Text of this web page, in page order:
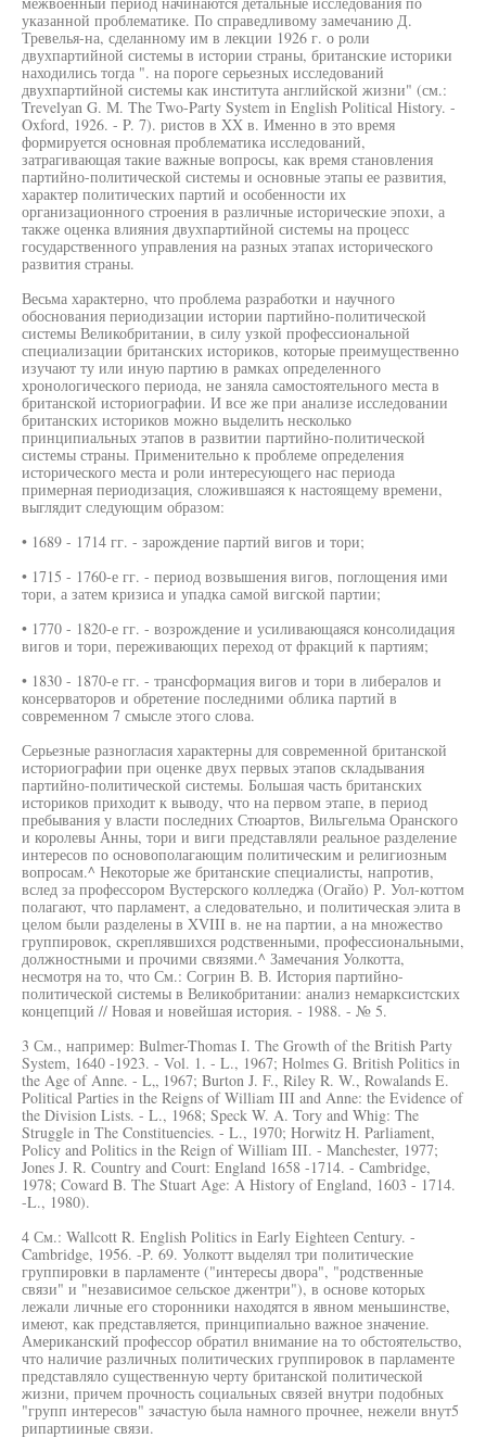
указанной проблематике. По справедливому замечанию Д.
Тревелья-на, сделанному им в лекции 1926 г. о роли
двухпартийной системы в истории страны, британские историки
находились тогда ". на пороге серьезных исследований
двухпартийной системы как института английской жизни" (см.:
Trevelyan G. М. The Two-Party System in English Political History. -
Oxford, 1926. - P. 7). ристов в XX в. Именно в это время
формируется основная проблематика исследований,
затрагивающая такие важные вопросы, как время становления
партийно-политической системы и основные этапы ее развития,
характер политических партий и особенности их
организационного строения в различные исторические эпохи, а
также оценка влияния двухпартийной системы на процесс
государственного управления на разных этапах исторического
развития страны.
Весьма характерно, что проблема разработки и научного
обоснования периодизации истории партийно-политической
системы Великобритании, в силу узкой профессиональной
специализации британских историков, которые преимущественно
изучают ту или иную партию в рамках определенного
хронологического периода, не заняла самостоятельного места в
британской историографии. И все же при анализе исследовании
британских историков можно выделить несколько
принципиальных этапов в развитии партийно-политической
системы страны. Применительно к проблеме определения
исторического места и роли интересующего нас периода
примерная периодизация, сложившаяся к настоящему времени,
выглядит следующим образом:
• 1689 - 1714 гг. - зарождение партий вигов и тори;
• 1715 - 1760-е гг. - период возвышения вигов, поглощения ими
тори, а затем кризиса и упадка самой вигской партии;
• 1770 - 1820-е гг. - возрождение и усиливающаяся консолидация
вигов и тори, переживающих переход от фракций к партиям;
• 1830 - 1870-е гг. - трансформация вигов и тори в либералов и
консерваторов и обретение последними облика партий в
современном 7 смысле этого слова.
Серьезные разногласия характерны для современной британской
историографии при оценке двух первых этапов складывания
партийно-политической системы. Большая часть британских
историков приходит к выводу, что на первом этапе, в период
пребывания у власти последних Стюартов, Вильгельма Оранского
и королевы Анны, тори и виги представляли реальное разделение
интересов по основополагающим политическим и религиозным
вопросам.^ Некоторые же британские специалисты, напротив,
вслед за профессором Вустерского колледжа (Огайо) Р. Уол-коттом
полагают, что парламент, а следовательно, и политическая элита в
целом были разделены в XVIII в. не на партии, а на множество
группировок, скреплявшихся родственными, профессиональными,
должностными и прочими связями.^ Замечания Уолкотта,
несмотря на то, что См.: Согрин В. В. История партийно-
политической системы в Великобритании: анализ немарксистских
концепций // Новая и новейшая история. - 1988. - № 5.
3 См., например: Bulmer-Thomas I. The Growth of the British Party
System, 1640 -1923. - Vol. 1. - L., 1967; Holmes G. British Politics in
the Age of Anne. - L„ 1967; Burton J. F., Riley R. W., Rowalands E.
Political Parties in the Reigns of William III and Anne: the Evidence of
the Division Lists. - L., 1968; Speck W. A. Tory and Whig: The
Struggle in The Constituencies. - L., 1970; Horwitz H. Parliament,
Policy and Politics in the Reign of William III. - Manchester, 1977;
Jones J. R. Country and Court: England 1658 -1714. - Cambridge,
1978; Coward B. The Stuart Age: A History of England, 1603 - 1714.
-L., 1980).
4 См.: Wallcott R. English Politics in Early Eighteen Century. -
Cambridge, 1956. -P. 69. Уолкотт выделял три политические
группировки в парламенте ("интересы двора", "родственные
связи" и "независимое сельское джентри"), в основе которых
лежали личные его сторонники находятся в явном меньшинстве,
имеют, как представляется, принципиально важное значение.
Американский профессор обратил внимание на то обстоятельство,
что наличие различных политических группировок в парламенте
представляло существенную черту британской политической
жизни, причем прочность социальных связей внутри подобных
"групп интересов" зачастую была намного прочнее, нежели внут5
рипартииные связи.